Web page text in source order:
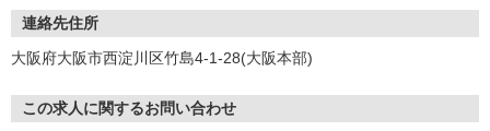
連絡先住所
大阪府大阪市西淀川区竹島4-1-28(大阪本部)
この求人に関するお問い合わせ